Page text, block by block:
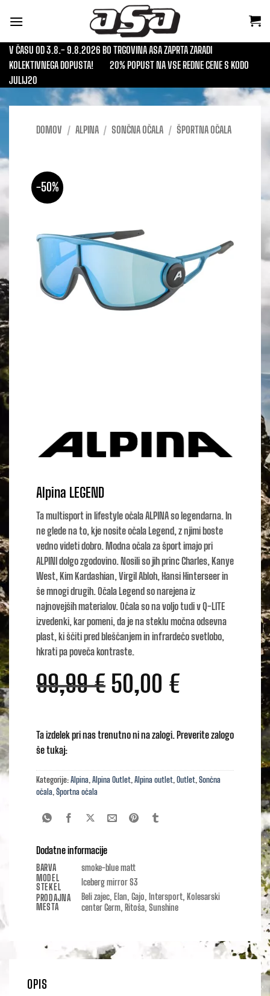
V ČASU OD 3.8.- 9.8.2026 BO TRGOVINA ASA ZAPRTA ZARADI
KOLEKTIVNEGA DOPUSTA!
20% POPUST NA VSE REDNE CENE S KODO
JULIJ20
DOMOV / ALPINA / SONČNA OČALA / ŠPORTNA OČALA
-50%
Alpina LEGEND
Ta multisport in lifestyle očala ALPINA so legendarna. In
ne glede na to, kje nosite očala Legend, z njimi boste
vedno videti dobro. Modna očala za šport imajo pri
ALPINI dolgo zgodovino. Nosili so jih princ Charles, Kanye
West, Kim Kardashian, Virgil Abloh, Hansi Hinterseer in
še mnogi drugih. Očala Legend so narejena iz
najnovejših materialov. Očala so na voljo tudi v Q-LITE
izvedenki, kar pomeni, da je na steklu močna odsevna
plast, ki ščiti pred bleščanjem in infrardečo svetlobo,
hkrati pa poveča kontraste.
99,99€ Izvirna
je
99,99 €.
50,00 €Trenutna
je:
Ta izdelek pri nas trenutno ni na zalogi. Preverite zalogo
še tukaj:
Kategorije:Alpina Alpina Outlet Alpina outlet Outlet Sončna
očala Športna očala
Dodatne informacije
BARVA
smoke-blue matt
MODEL
STEKEL
Iceberg mirror S3
PRODAJNA
MESTA
Beli zajec, Elan, Gajo, Intersport, Kolesarski
center Germ, Ritoša, Sunshine
OPIS